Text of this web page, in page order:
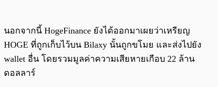
นอกจากนี้ HogeFinance ยังได้ออกมาเผยว่าเหรียญ
HOGE ที่ถูกเก็บไว้บน Bilaxy นั้นถูกขโมย และส่งไปยัง
wallet อื่น โดยรวมมูลค่าความเสียหายเกือบ 22 ล้าน
ดอลลาร์